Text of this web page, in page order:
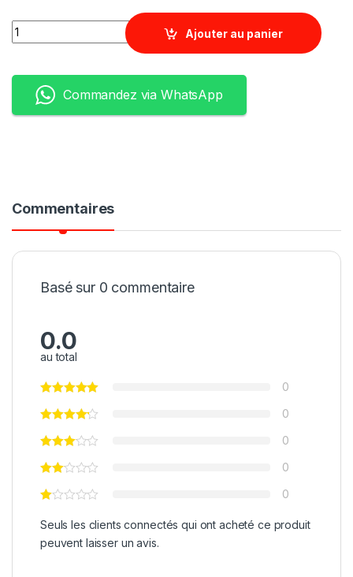
Quantity
Ajouter au panier
Commandez via WhatsApp
Commentaires
Basé sur 0 commentaire
0.0
au total
0
0
0
0
0
Seuls les clients connectés qui ont acheté ce produit
peuvent laisser un avis.